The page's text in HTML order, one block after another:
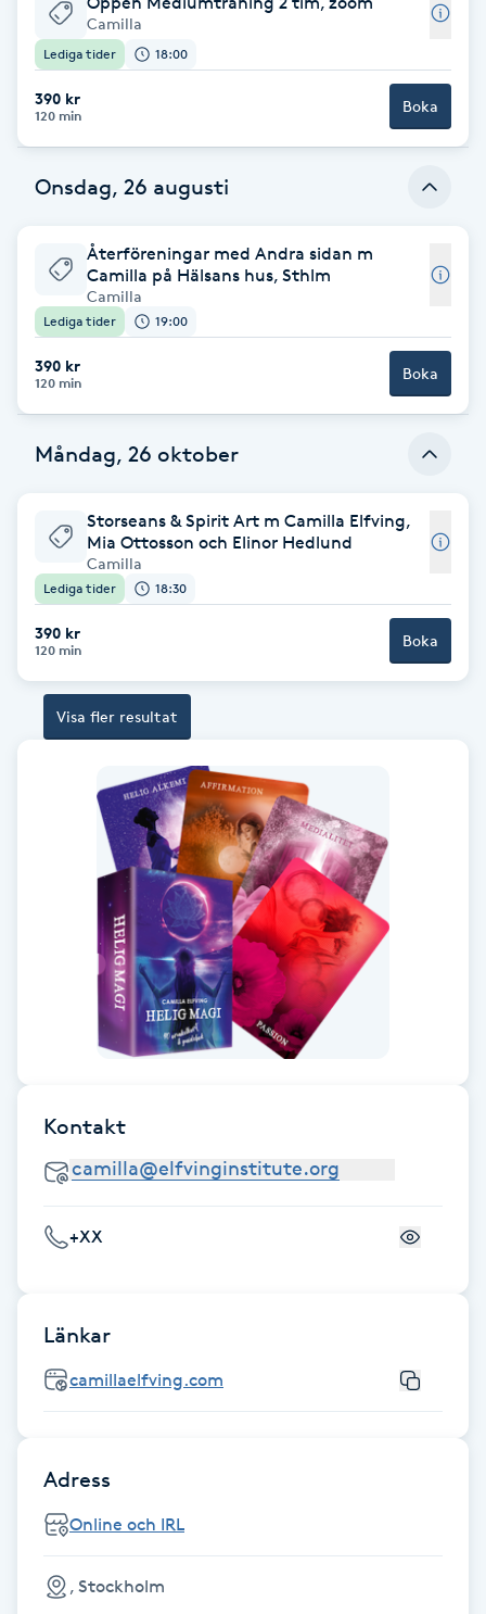
Babylights
Balayage
Barnklippning
BIAB
Blowout
Bottenfärg
Brynformning
Brynfärgning
Brynplockning
Bröllopsuppsättning
Color correction
Cryoterapi
Dermapen
Diamantslipning
Extensions
Extensions borttagning
Face framing
Faceliftmassage
Camilla
Lediga tider 18:00
390 kr
120 min
Boka
Onsdag, 26 augusti
Återföreningar med Andra sidan m
Camilla på Hälsans hus, Sthlm
Camilla
Lediga tider 19:00
390 kr
120 min
Boka
Måndag, 26 oktober
Storseans & Spirit Art m Camilla Elfving,
Mia Ottosson och Elinor Hedlund
Camilla
Lediga tider 18:30
390 kr
120 min
Boka
Visa fler resultat
Kontakt
+XX
Länkar
camillaelfving.com
Adress
Online och IRL
, Stockholm